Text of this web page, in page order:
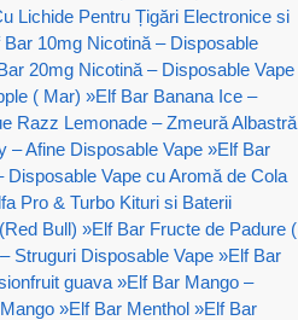
Lichide Pentru Țigări Electronice si
Bar 10mg Nicotină – Disposable
20mg Nicotină – Disposable Vape
( Mar) »Elf Bar Banana Ice –
Razz Lemonade – Zmeură Albastră
– Afine Disposable Vape »Elf Bar
Disposable Vape cu Aromă de Cola
Pro & Turbo Kituri si Baterii
Bull) »Elf Bar Fructe de Padure (
Struguri Disposable Vape »Elf Bar
guava »Elf Bar Mango –
»Elf Bar Menthol »Elf Bar